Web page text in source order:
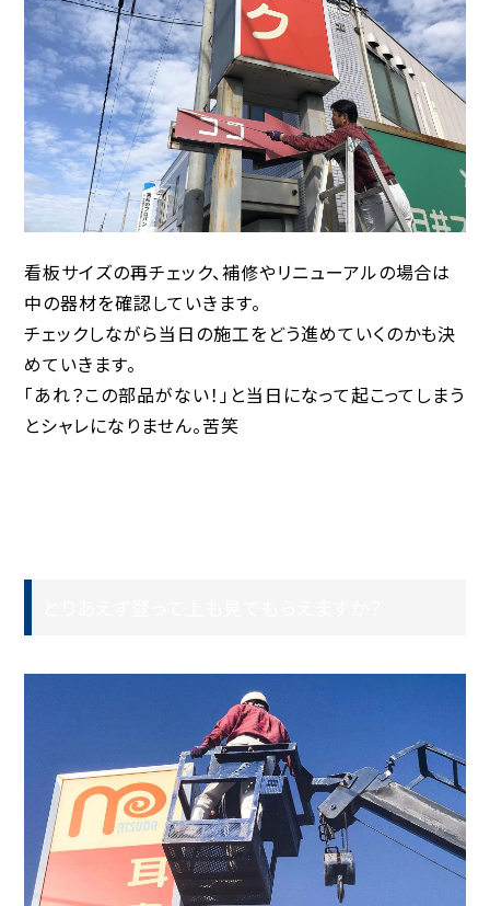
看板サイズの再チェック、補修やリニューアルの場合は
中の器材を確認していきます。
チェックしながら当日の施工をどう進めていくのかも決
めていきます。
「あれ？この部品がない！」と当日になって起こってしまう
とシャレになりません。苦笑